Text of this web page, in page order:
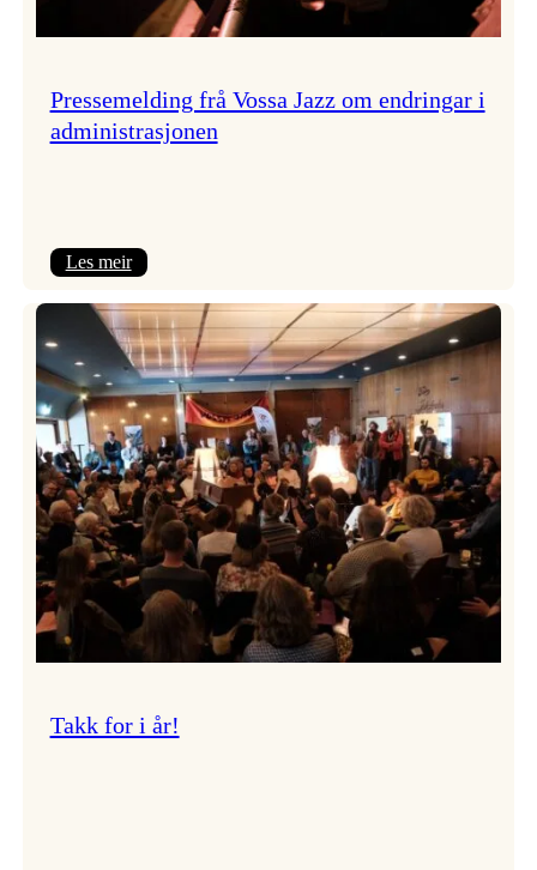
Pressemelding frå Vossa Jazz om endringar i
administrasjonen
Les meir:
frå
Vossa
Jazz
om
endringar
i
administrasjonen
Takk for i år!